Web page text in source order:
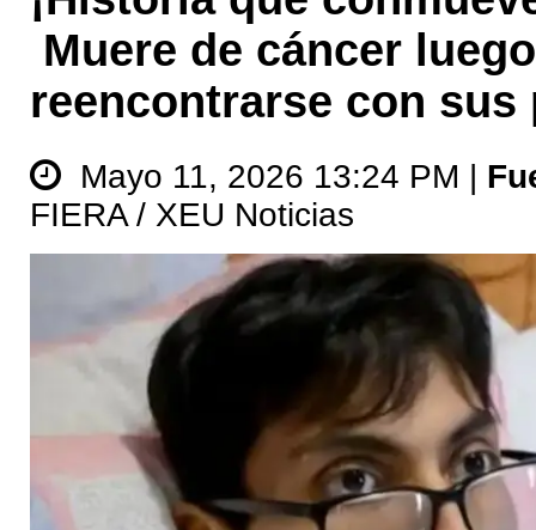
Muere de cáncer
reencontrarse con sus
Mayo 11, 2026 13:24 PM |
FIERA / XEU Noticias